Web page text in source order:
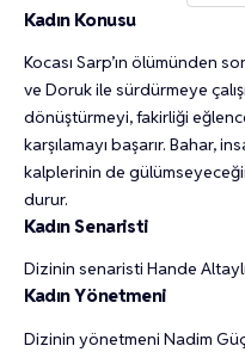
Kadın Konusu
Kocası Sarp’ın ölümünden
ve Doruk ile sürdürmeye
dönüştürmeyi, fakirliği
karşılamayı başarır. Bahar,
kalplerinin de
durur.
Kadın Senaristi
Dizinin senaristi Hande
Kadın Yönetmeni
Dizinin yönetmeni Nadim